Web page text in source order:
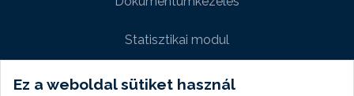
Ez a weboldal sütiket használ
Statisztikai modul
Weboldal modul